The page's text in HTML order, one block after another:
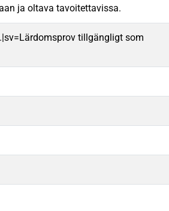
ja oltava tavoitettavissa.
tillgängligt som